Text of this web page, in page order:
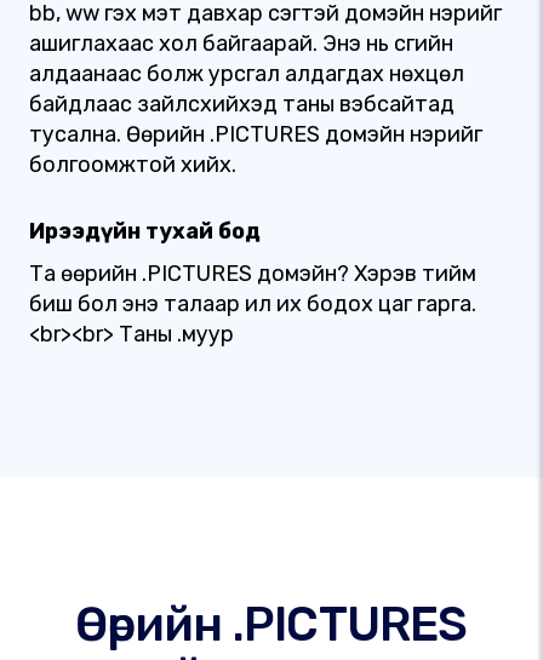
bb, ww гэх мэт давхар үсэгтэй домэйн нэрийг
ашиглахаас хол байгаарай. Энэ нь үсгийн
алдаанаас болж урсгал алдагдах нөхцөл
байдлаас зайлсхийхэд таны вэбсайтад
тусална. Өөрийн .PICTURES домэйн нэрийг
болгоомжтой хийх.
Ирээдүйн тухай бод
Та өөрийн .PICTURES домэйн? Хэрэв тийм
биш бол энэ талаар илүү их бодох цаг гарга.
<br><br> Таны .муур
Өөрийн .PICTURES